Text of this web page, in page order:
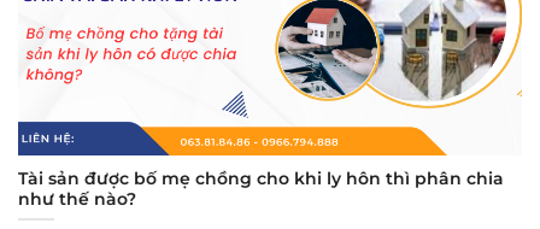
Tài sản được bố mẹ chồng cho khi ly hôn thì phân chia
như thế nào?